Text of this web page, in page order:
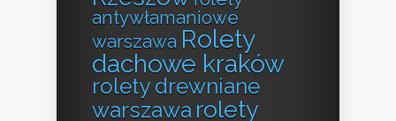
antywłamaniowe
warszawa Rolety
dachowe kraków
rolety drewniane
warszawa rolety